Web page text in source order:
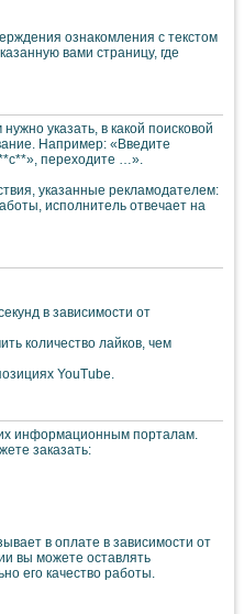
ознакомления с текстом
вами страницу, где
указать, в какой поисковой
Например: «Введите
переходите …».
указанные рекламодателем:
исполнитель отвечает на
в зависимости от
количество лайков, чем
YouTube.
информационным порталам.
заказать:
в оплате в зависимости от
вы можете оставлять
его качество работы.